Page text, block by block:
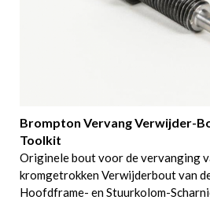
Brompton Vervang Verwijder-
Toolkit
Originele bout voor de vervanging
kromgetrokken Verwijderbout van
Hoofdframe- en Stuurkolom-